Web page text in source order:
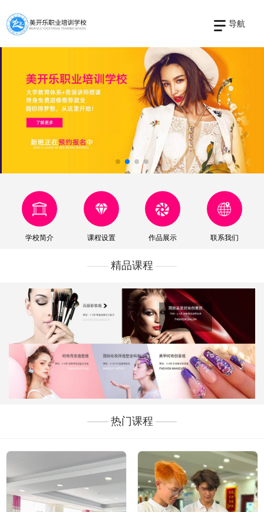
导航
学校简介 课程设置 作品展示 联系我们
精品课程
热门课程